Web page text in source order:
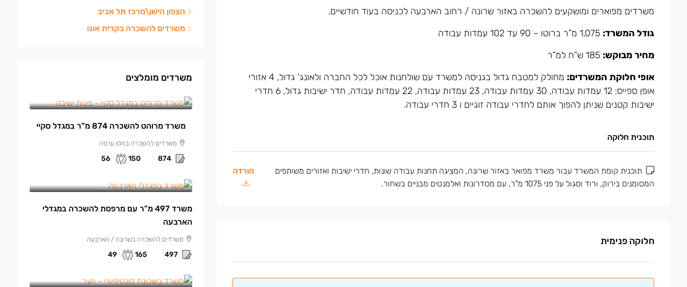
משרדים מפוארים ומושקעים להשכרה באזור שרונה / רחוב הארבעה לכניסה בעוד חודשיים.
גודל המשרד:
מחיר מבוקש:
אופי חלוקת המשרדים:
מחולק למטבח גדול בגניסה למשרד עם שולחנות אוכל לכל החברה ולאונג’ גדול, 4 אזורי
אופן ספייס: 12 עמדות עבודה, 30 עמדות עבודה, 23 עמדות עבודה, 22 עמדות עבודה, חדר ישיבות גדול, 6 חדרי
ישיבות קטנים שניתן להפוך אותם לחדרי עבודה זוגיים ו 3 חדרי עבודה.
תוכנית חלוקה
תוכנית קומת המשרד עבור משרד מפואר באזור שרונה, המציגה תחנות עבודה שונות, חדרי ישיבות ואזורים משותפים
המסומנים בירוק, ורוד וסגול על פני 1075 מ"ר, עם מסדרונות ואלמנטים מבניים בשחור.
הורדה
חלוקה פנימית
הצפון הישן\מרכז תל אביב
משרדים להשכרה בקרית אונו
משרדים מומלצים
משרד מרוהט להשכרה 874 מ”ר במגדל סקיי
משרדים להשכרה בחסן ערפה
874
150
56
משרד 497 מ”ר עם מרפסת להשכרה במגדלי
הארבעה
משרדים להשכרה בשרונה / הארבעה
497
165
49